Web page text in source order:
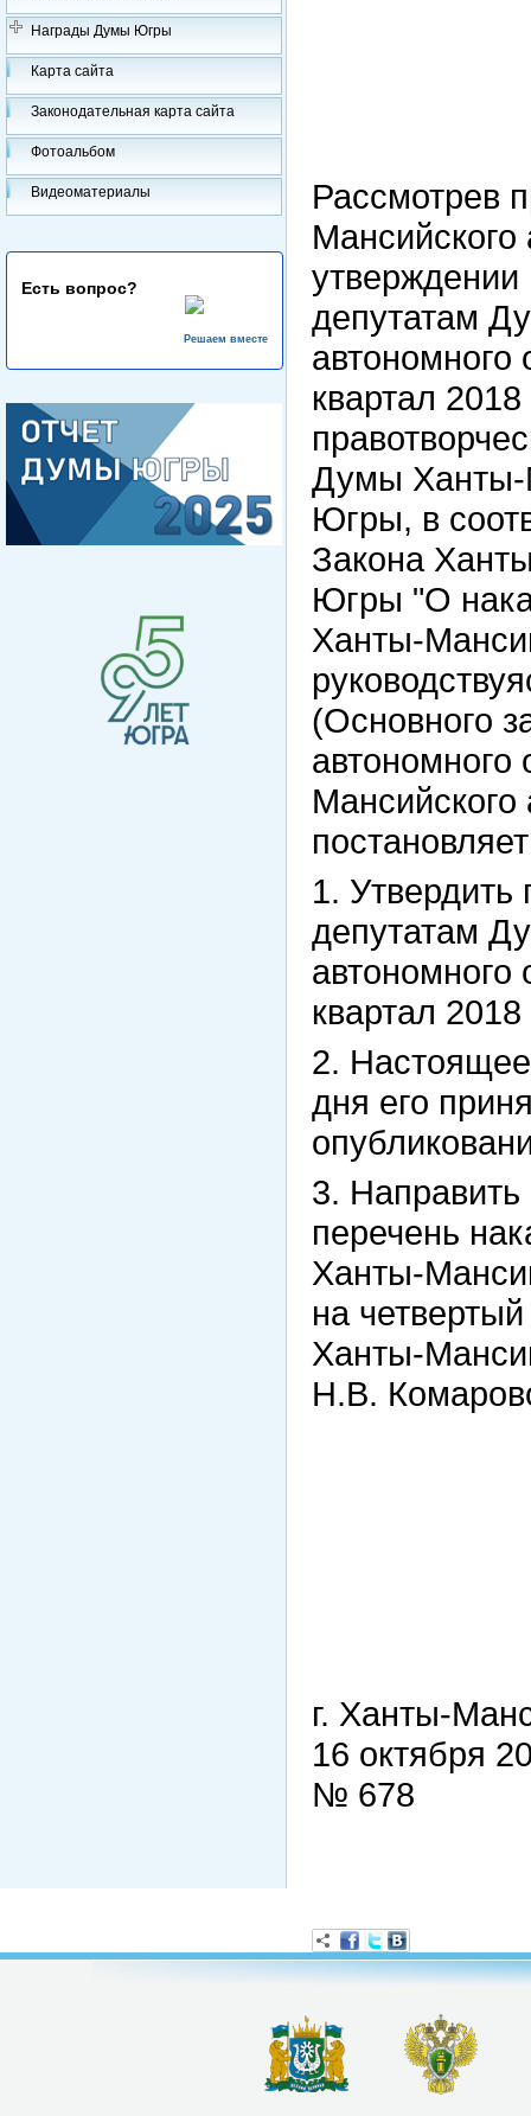
Награды Думы Югры
Карта сайта
Законодательная карта сайта
Фотоальбом
Видеоматериалы
Есть вопрос?
Решаем вместе
Рассмотрев
утверждении
депутатам
автономного
квартал
Думы Ханты-
Югры, в
Закона
Югры "О
Ханты-
(Основного
1. Утвердить
депутатам
автономного
квартал
2.
дня его
3.
перечень
Ханты-
на
Ханты-
Н.В.
г. Ханты-
16 октября
№ 678